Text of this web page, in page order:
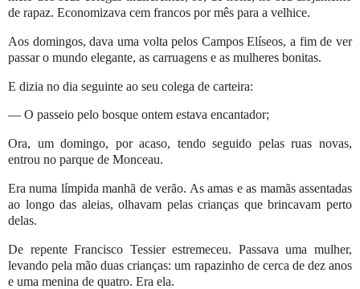
de rapaz. Economizava cem francos por mês para a velhice.
Aos domingos, dava uma volta pelos Campos Elíseos, a fim de ver
passar o mundo elegante, as carruagens e as mulheres bonitas.
E dizia no dia seguinte ao seu colega de carteira:
— O passeio pelo bosque ontem estava encantador;
Ora, um domingo, por acaso, tendo seguido pelas ruas novas,
entrou no parque de Monceau.
Era numa límpida manhã de verão. As amas e as mamãs assentadas
ao longo das aleias, olhavam pelas crianças que brincavam perto
delas.
De repente Francisco Tessier estremeceu. Passava uma mulher,
levando pela mão duas crianças: um rapazinho de cerca de dez anos
e uma menina de quatro. Era ela.